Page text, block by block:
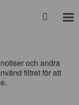
och andra
filtret för att